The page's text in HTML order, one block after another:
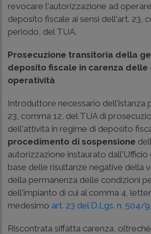
revocare l'autorizzazione ad
deposito fiscale ai sensi dell'art. 23,
periodo, del TUA.
Prosecuzione transitoria della
deposito fiscale in carenza delle
operatività
Introduttore necessario dell'istanza
23, comma 12, del TUA di
dell'attività in regime di deposito
procedimento di sospensione
autorizzazione instaurato dall'Ufficio
base delle risultanze negative della
della permanenza delle condizioni
dell'impianto di cui al comma 4,
medesimo art. 23 del D.Lgs. n. 504/
Riscontrata siffatta carenza,